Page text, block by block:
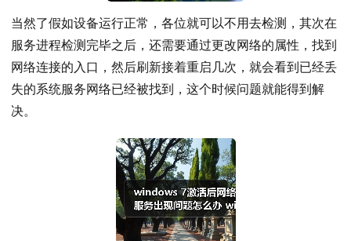
当然了假如设备运行正常，各位就可以不用去检测，其次在
服务进程检测完毕之后，还需要通过更改网络的属性，找到
网络连接的入口，然后刷新接着重启几次，就会看到已经丢
失的系统服务网络已经被找到，这个时候问题就能得到解
决。